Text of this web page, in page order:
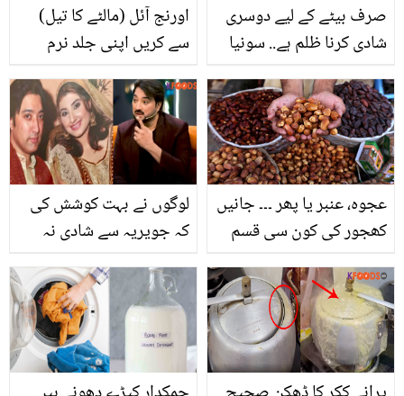
اورنج آئل (مالٹے کا تیل)
سے کریں اپنی جلد نرم
ملائم اور چمکدار۔۔ گھر میں
اورنج آئل بنانا کتنا آسان ہے
جانیئے شیف کا بتایا ہوا
طریقہ
صرف بیٹے کے لیے دوسری
شادی کرنا ظلم ہے.. سونیا
حسین نے شیر افضل خان
مروت کے دوسری شادی نہ
کرنے کے فیصلے پر کیا کہا؟
لوگوں نے بہت کوشش کی
کہ جویریہ سے شادی نہ
ہو۔۔ سعود کی جویریہ سے
پہلی ملاقات کہاں ہوئی
تھی؟ نجی زندگی سے
متعلق دلچسپ باتیں
عجوہ، عنبر یا پھر ۔۔۔ جانیں
کھجور کی کون سی قسم
سب سے زیادہ فائدے مند
ہے؟